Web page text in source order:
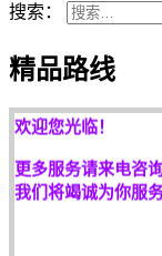
搜索：
精品路线
客户是永远的朋友
服务是永恒的追求！
更多服务请来电咨询
我们将竭诚为你服务